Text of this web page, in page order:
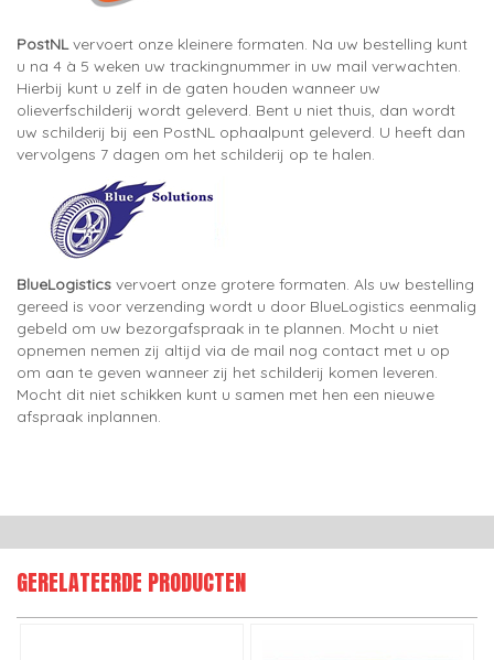
PostNLvervoert onze kleinere formaten. Na uw bestelling kunt
u na 4 à 5 weken uw trackingnummer in uw mail verwachten.
Hierbij kunt u zelf in de gaten houden wanneer uw
olieverfschilderij wordt geleverd. Bent u niet thuis, dan wordt
uw schilderij bij een PostNL ophaalpunt geleverd. U heeft dan
vervolgens 7 dagen om het schilderij op te halen.
BlueLogistics vervoert onze grotere formaten. Als uw bestelling
gereed is voor verzending wordt u door BlueLogistics eenmalig
gebeld om uw bezorgafspraak in te plannen. Mocht u niet
opnemen nemen zij altijd via de mail nog contact met u op
om aan te geven wanneer zij het schilderij komen leveren.
Mocht dit niet schikken kunt u samen met hen een nieuwe
afspraak inplannen.
GERELATEERDE PRODUCTEN